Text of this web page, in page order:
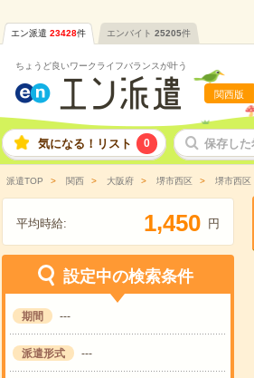
エン派遣 23428件 エンバイト 25205件
ちょうど良いワークライフバランスが叶う
関西版
気になる！リスト 0 保存し
派遣TOP 関西 大阪府 堺市西区 堺市西区
平均時給: 1,450 円
設定中の検索条件
期間 ---
派遣形式 ---